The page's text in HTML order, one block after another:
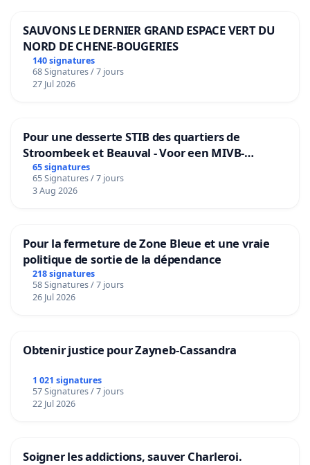
SAUVONS LE DERNIER GRAND ESPACE VERT DU
NORD DE CHENE-BOUGERIES
140 signatures
68 Signatures / 7 jours
27 Jul 2026
Pour une desserte STIB des quartiers de
Stroombeek et Beauval - Voor een MIVB-
bediening van de wijken Strombeek en Het
Voor
65 signatures
65 Signatures / 7 jours
3 Aug 2026
Pour la fermeture de Zone Bleue et une vraie
politique de sortie de la dépendance
218 signatures
58 Signatures / 7 jours
26 Jul 2026
Obtenir justice pour Zayneb-Cassandra
1 021 signatures
57 Signatures / 7 jours
22 Jul 2026
Soigner les addictions, sauver Charleroi.